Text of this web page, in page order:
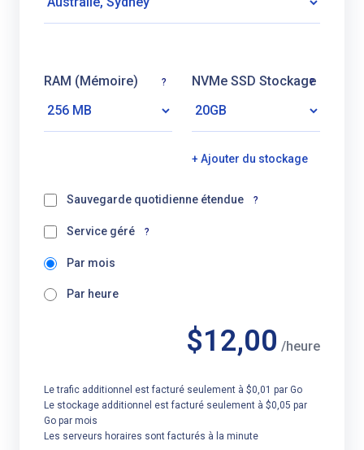
RAM (Mémoire) ? NVMe SSD Stockage
?
+ Ajouter du stockage
Sauvegarde quotidienne étendue ?
Service géré ?
Par mois
Par heure
Le trafic additionnel est facturé seulement à $0,01 par Go
Le stockage additionnel est facturé seulement à $0,05 par
Go par mois
Les serveurs horaires sont facturés à la minute
$12,00 /heure